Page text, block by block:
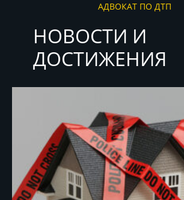
АДВОКАТ ПО ДТП
НОВОСТИ И
ДОСТИЖЕНИЯ